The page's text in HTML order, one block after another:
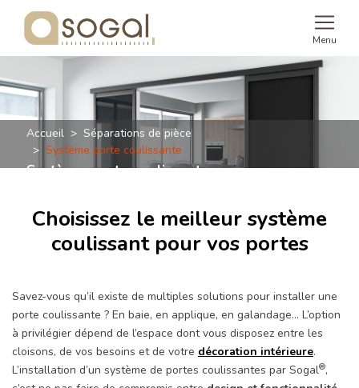
Menu
Accueil
Séparations de pièce
Système porte coulissante
Système porte coulissante
Choisissez le meilleur système
coulissant pour vos portes
Savez-vous qu’il existe de multiples solutions pour installer une
porte coulissante ? En baie, en applique, en galandage… L’option
à privilégier dépend de l’espace dont vous disposez entre les
cloisons, de vos besoins et de votre décoration intérieure.
L’installation d’un système de portes coulissantes par Sogal®,